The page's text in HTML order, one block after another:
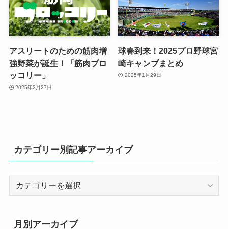
アスリートのための筋肉増
強野菜が誕生！「筋肉ブロ
ッコリー」
2025年2月27日
球春到来！2025プロ野球宮
崎キャンプまとめ
2025年1月29日
カテゴリー別記事アーカイブ
リ
月別アーカイブ